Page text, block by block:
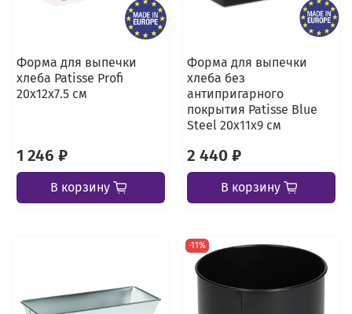
Форма для выпечки
хлеба Patisse Profi
20х12х7.5 см
1 246 ₽
В корзину
Форма для выпечки
хлеба без
антипригарного
покрытия Patisse Blue
Steel 20х11х9 см
2 440 ₽
В корзину
-11%